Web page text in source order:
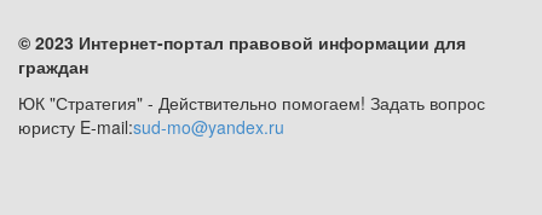
© 2023 Интернет-портал правовой информации для
граждан
ЮК "Стратегия" - Действительно помогаем! Задать вопрос
юристу E-mail:sud-mo@yandex.ru